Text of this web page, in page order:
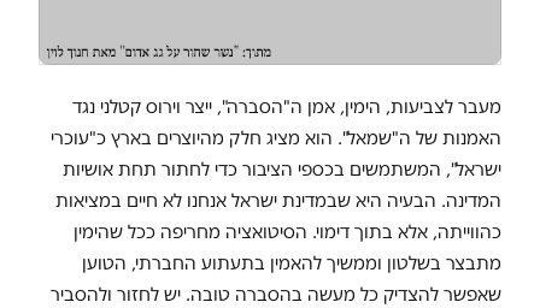
מעבר לצביעות, הימין, אמן ה"הסברה", ייצר וירוס קטלני נגד
האמנות של ה"שמאל". הוא מציג חלק מהיוצרים בארץ כ"עוכרי
ישראל", המשתמשים בכספי הציבור כדי לחתור תחת אושיות
המדינה. הבעיה היא שבמדינת ישראל אנחנו לא חיים במציאות
כהווייתה, אלא בתוך דימוי. הסיטואציה מחריפה ככל שהימין
מתבצר בשלטון וממשיך להאמין בתעתוע החברתי, הטוען
שאפשר להצדיק כל מעשה בהסברה טובה. יש לחזור ולהסביר